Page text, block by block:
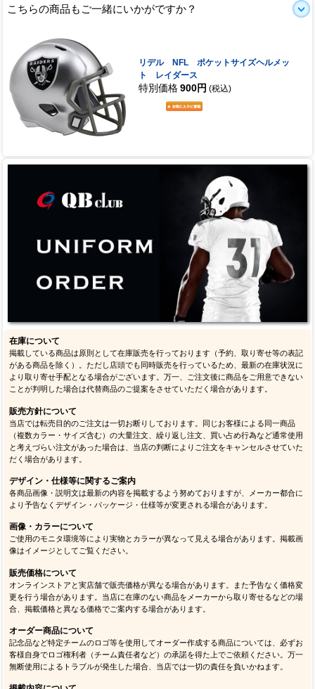
こちらの商品もご一緒にいかがですか？
リデル NFL ポケットサイズヘルメッ
ト レイダース
特別価格 900円 (税込)
在庫について
掲載している商品は原則として在庫販売を行っております（予約、取り寄せ等の表記
がある商品を除く）。ただし店頭でも同時販売を行っているため、最新の在庫状況に
より取り寄せ手配となる場合がございます。万一、ご注文後に商品をご用意できない
ことが判明した場合は代替商品のご提案をさせていただく場合があります。
販売方針について
当店では転売目的のご注文は一切お断りしております。同じお客様による同一商品
（複数カラー・サイズ含む）の大量注文、繰り返し注文、買い占め行為など通常使用
と考えづらい注文があった場合は、当店の判断によりご注文をキャンセルさせていた
だく場合があります。
デザイン・仕様等に関するご案内
各商品画像・説明文は最新の内容を掲載するよう努めておりますが、メーカー都合に
より予告なくデザイン・パッケージ・仕様等が変更される場合があります。
画像・カラーについて
ご使用のモニタ環境等により実物とカラーが異なって見える場合があります。掲載画
像はイメージとしてご覧ください。
販売価格について
オンラインストアと実店舗で販売価格が異なる場合があります。また予告なく価格変
更を行う場合があります。当店に在庫のない商品をメーカーから取り寄せるなどの場
合、掲載価格と異なる価格でご案内する場合があります。
オーダー商品について
記念品など特定チームのロゴ等を使用してオーダー作成する商品については、必ずお
客様自身でロゴ権利者（チーム責任者など）の承諾を得た上でご依頼ください。万一
無断使用によるトラブルが発生した場合、当店では一切の責任を負いかねます。